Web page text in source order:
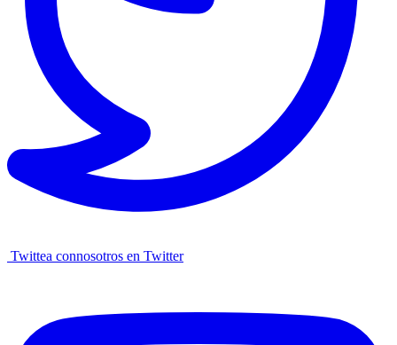
Twittea connosotros en Twitter